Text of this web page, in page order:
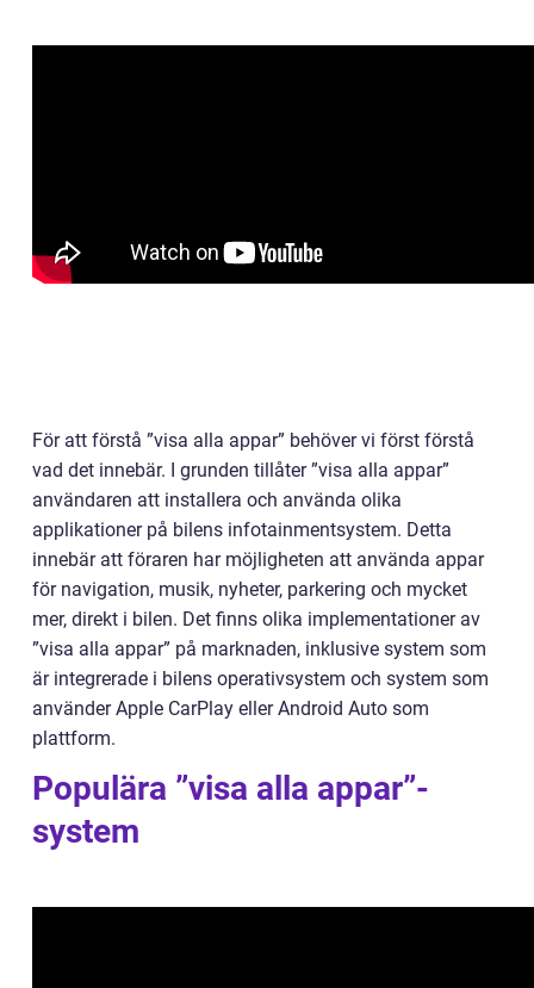
För att förstå ”visa alla appar” behöver vi först förstå
vad det innebär. I grunden tillåter ”visa alla appar”
användaren att installera och använda olika
applikationer på bilens infotainmentsystem. Detta
innebär att föraren har möjligheten att använda appar
för navigation, musik, nyheter, parkering och mycket
mer, direkt i bilen. Det finns olika implementationer av
”visa alla appar” på marknaden, inklusive system som
är integrerade i bilens operativsystem och system som
använder Apple CarPlay eller Android Auto som
plattform.
Populära ”visa alla appar”-
system